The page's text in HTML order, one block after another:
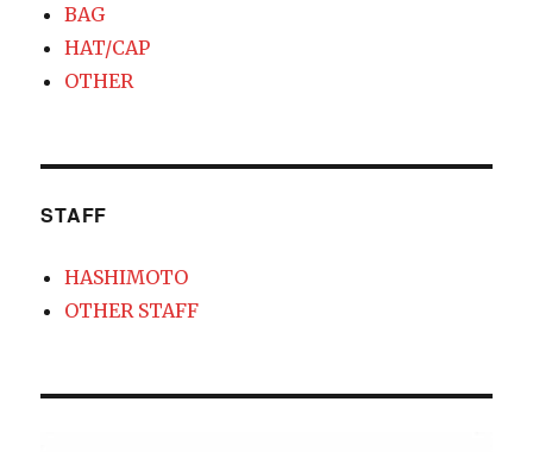
BAG
HAT/CAP
OTHER
STAFF
HASHIMOTO
OTHER STAFF